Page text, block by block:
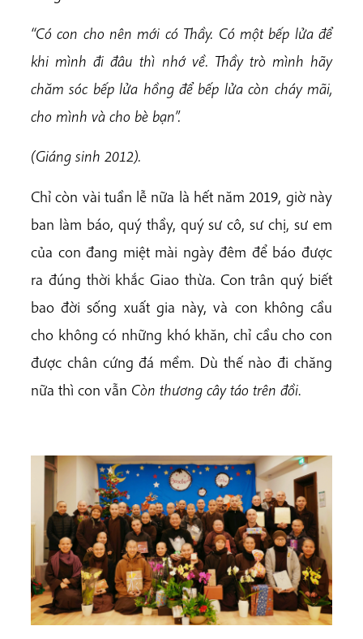
‘‘Có con cho nên mới có Thầy. Có một bếp lửa để
khi mình đi đâu thì nhớ về. Thầy trò mình hãy
chăm sóc bếp lửa hồng để bếp lửa còn cháy mãi,
cho mình và cho bè bạn”.
(Giáng sinh 2012).
Chỉ còn vài tuần lễ nữa là hết năm 2019, giờ này
ban làm báo, quý thầy, quý sư cô, sư chị, sư em
của con đang miệt mài ngày đêm để báo được
ra đúng thời khắc Giao thừa. Con trân quý biết
bao đời sống xuất gia này, và con không cầu
cho không có những khó khăn, chỉ cầu cho con
được chân cứng đá mềm. Dù thế nào đi chăng
nữa thì con vẫn Còn thương cây táo trên đồi.